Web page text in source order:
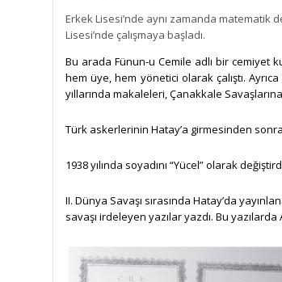
Erkek Lisesi’nde aynı zamanda matematik
Lisesi’nde çalışmaya başladı.
Bu arada Fünun-u Cemile adlı bir cemiyet
hem üye, hem yönetici olarak çalıştı.
yıllarında makaleleri, Çanakkale
Türk askerlerinin Hatay’a girmesinden
1938 yılında soyadını “Yücel” olarak
II. Dünya Savaşı sırasında Hatay’da
savaşı irdeleyen yazılar yazdı. Bu